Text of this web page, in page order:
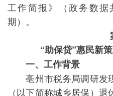
工作简报》（政务数
期）。
“助保贷”惠民新策
一、工作背景
亳州市税务局调研发
（以下简称城乡居保）